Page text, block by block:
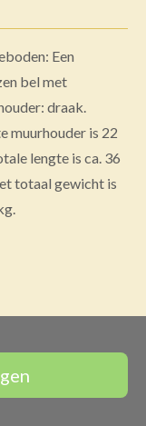
Een
bel met
draak.
muurhouder is 22
lengte is ca. 36
totaal gewicht is